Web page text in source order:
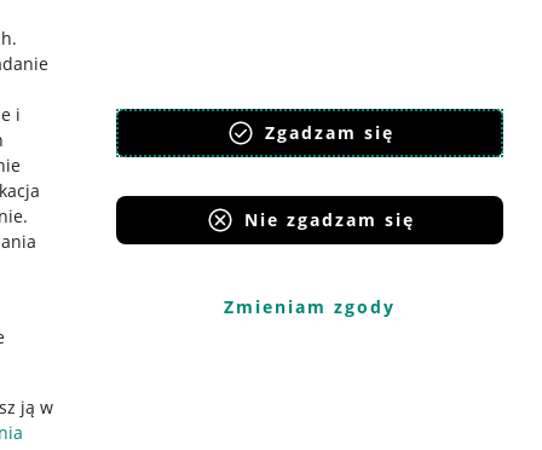
.
i
.
ją w
Zgadzam się
Nie zgadzam się
Zmieniam zgody